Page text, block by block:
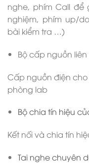
nghe, phím Call để
nghiệm, phím up/
bài kiểm tra …)
Bộ cấp nguồn
Cấp nguồn điện
phòng lab
Bộ chia tín hiệu
Kết nối và chia tín
Tai nghe chuyên